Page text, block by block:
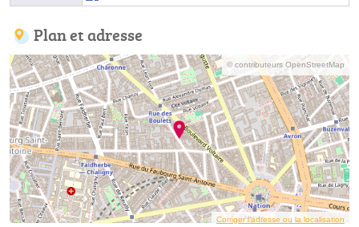
Plan et adresse
© contributeurs OpenStreetMap
Corriger l’adresse ou la localisation